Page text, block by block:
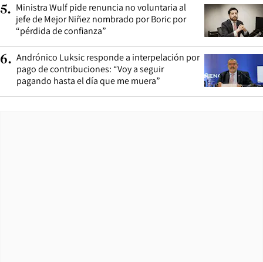
5. Ministra Wulf pide renuncia no voluntaria al
jefe de Mejor Niñez nombrado por Boric por
“pérdida de confianza”
6. Andrónico Luksic responde a interpelación por
pago de contribuciones: “Voy a seguir
pagando hasta el día que me muera”